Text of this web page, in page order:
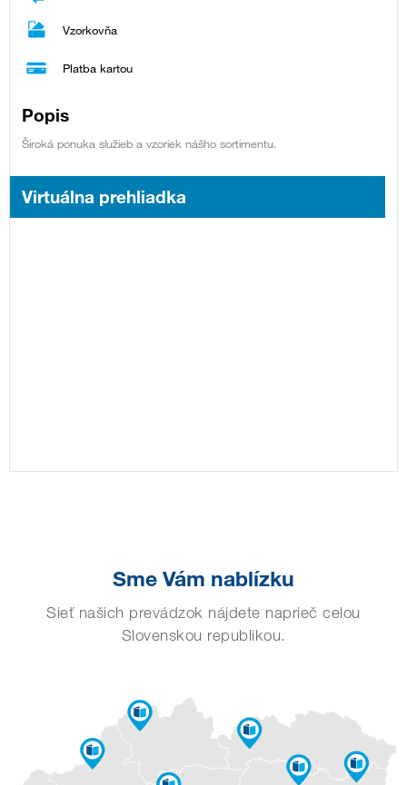
Vzorkovňa
Platba kartou
Popis
Široká ponuka služieb a vzoriek nášho sortimentu.
Virtuálna prehliadka
Sme Vám nablízku
Sieť našich prevádzok nájdete naprieč celou
Slovenskou republikou.